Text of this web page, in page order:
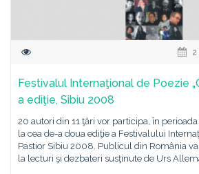
Festivalul Internaţional de Poezie
a ediţie, Sibiu 2008
20 autori din 11 ţări vor participa, în
la cea de-a doua ediţie a Festivalului
Pastior Sibiu 2008. Publicul din România va
la lecturi şi dezbateri susţinute de Urs